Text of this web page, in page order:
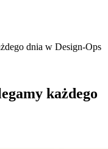
dnia w Design-Ops
każdego